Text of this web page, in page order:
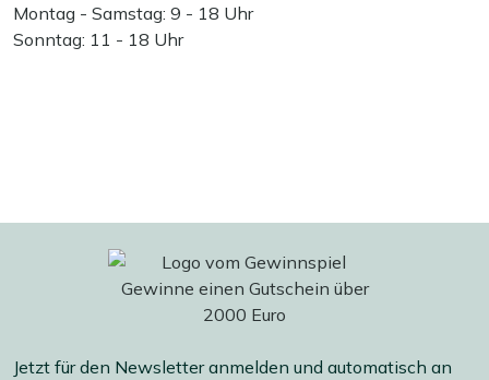
Montag - Samstag: 9 - 18 Uhr
Sonntag: 11 - 18 Uhr
Jetzt für den Newsletter anmelden und automatisch an